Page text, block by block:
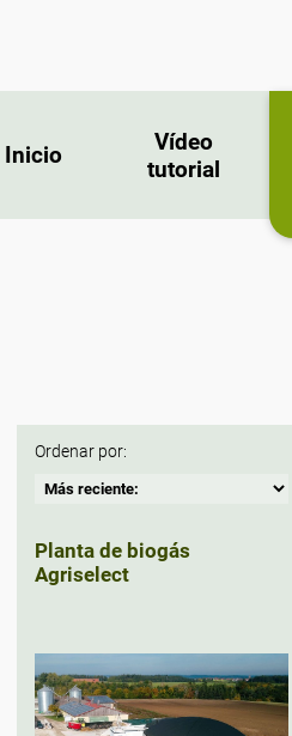
Inicio
Vídeo
tutorial
Ordenar por:
Planta de biogás
Agriselect